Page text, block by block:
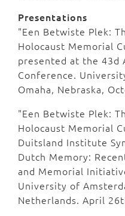
Presentations
"Een Betwiste Plek:
Holocaust Memorial
presented at the 43d
Conference.
Omaha, Nebraska,
"Een Betwiste Plek:
Holocaust Memorial
Duitsland Institute
Dutch Memory:
and Memorial
University of
Netherlands. April